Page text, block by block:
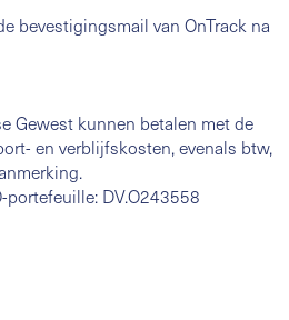
bevestigingsmail van OnTrack na
Gewest kunnen betalen met de
en verblijfskosten, evenals btw,
DV.O243558